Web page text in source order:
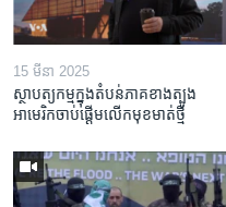
15 មីនា 2025
ស្ថាបត្យកម្ម​ក្នុង​តំបន់​ភាគ​ខាង​ត្បូង​
អាមេរិក​ចាប់ផ្តើម​លើក​មុខមាត់​ថ្មី